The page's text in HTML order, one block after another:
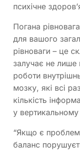
психічне
Погана
для вашого
рівноваги – це
залучає не лише
роботи
мозку, які всі
кількість
у
“Якщо є
баланс